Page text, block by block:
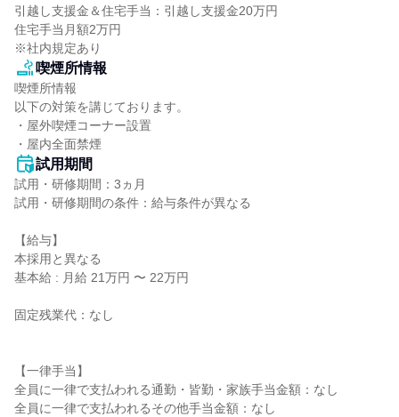
引越し支援金＆住宅手当：引越し支援金20万円
住宅手当月額2万円
※社内規定あり
喫煙所情報
喫煙所情報
以下の対策を講じております。
・屋外喫煙コーナー設置
・屋内全面禁煙
試用期間
試用・研修期間：3ヵ月
試用・研修期間の条件：給与条件が異なる
【給与】
本採用と異なる
基本給 : 月給 21万円 〜 22万円
固定残業代：なし
【一律手当】
全員に一律で支払われる通勤・皆勤・家族手当金額：なし